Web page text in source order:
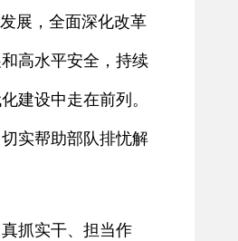
展，全面深化改革
高水平安全，持续
建设中走在前列。
实帮助部队排忧解
抓实干、担当作